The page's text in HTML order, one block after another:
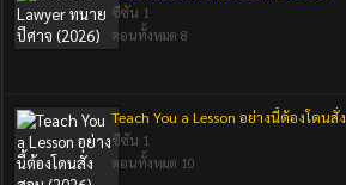
ซีซัน 1
ตอนทั้งหมด 8
Teach You a Lesson อย่างนี้ต้องโดนสั่
ซีซัน 1
ตอนทั้งหมด 10